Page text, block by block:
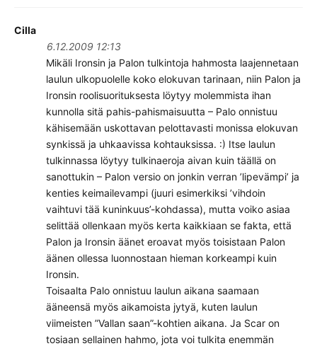
Cilla
6.12.2009 12:13
Mikäli Ironsin ja Palon tulkintoja hahmosta laajennetaan
laulun ulkopuolelle koko elokuvan tarinaan, niin Palon ja
Ironsin roolisuorituksesta löytyy molemmista ihan
kunnolla sitä pahis-pahismaisuutta – Palo onnistuu
kähisemään uskottavan pelottavasti monissa elokuvan
synkissä ja uhkaavissa kohtauksissa. :) Itse laulun
tulkinnassa löytyy tulkinaeroja aivan kuin täällä on
sanottukin – Palon versio on jonkin verran ’lipevämpi’ ja
kenties keimailevampi (juuri esimerkiksi ’vihdoin
vaihtuvi tää kuninkuus’-kohdassa), mutta voiko asiaa
selittää ollenkaan myös kerta kaikkiaan se fakta, että
Palon ja Ironsin äänet eroavat myös toisistaan Palon
äänen ollessa luonnostaan hieman korkeampi kuin
Ironsin.
Toisaalta Palo onnistuu laulun aikana saamaan
ääneensä myös aikamoista jytyä, kuten laulun
viimeisten ”Vallan saan”-kohtien aikana. Ja Scar on
tosiaan sellainen hahmo, jota voi tulkita enemmän